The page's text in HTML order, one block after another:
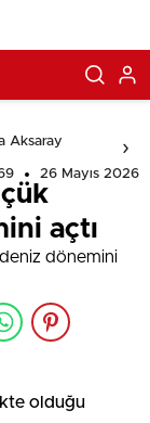
Aksaray
26 Mayıs 2026
açtı
olduğu